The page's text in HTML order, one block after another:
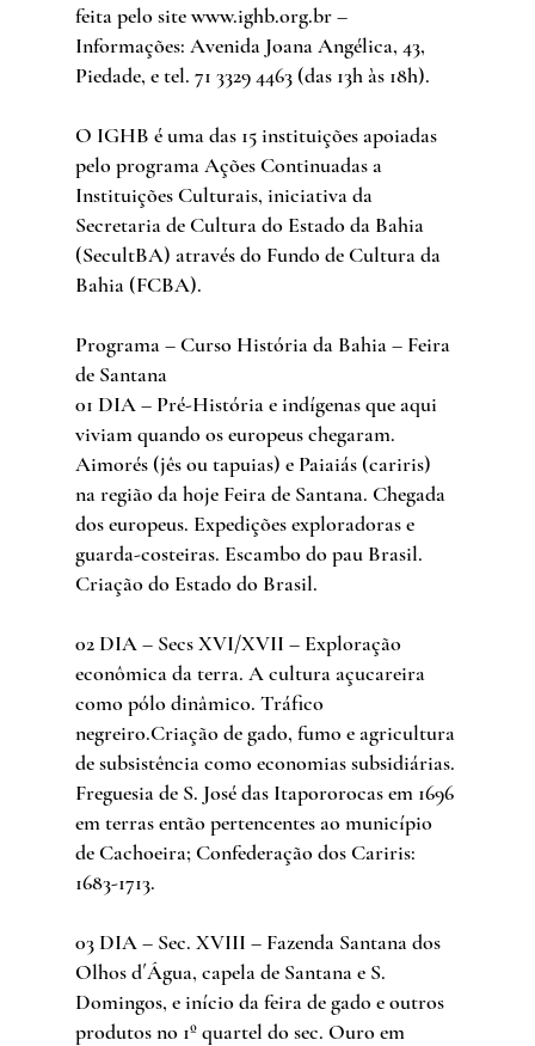
feita pelo site www.ighb.org.br –
Informações: Avenida Joana Angélica, 43,
Piedade, e tel. 71 3329 4463 (das 13h às 18h).
O IGHB é uma das 15 instituições apoiadas
pelo programa Ações Continuadas a
Instituições Culturais, iniciativa da
Secretaria de Cultura do Estado da Bahia
(SecultBA) através do Fundo de Cultura da
Bahia (FCBA).
Programa – Curso História da Bahia – Feira
de Santana
01 DIA – Pré-História e indígenas que aqui
viviam quando os europeus chegaram.
Aimorés (jês ou tapuias) e Paiaiás (cariris)
na região da hoje Feira de Santana. Chegada
dos europeus. Expedições exploradoras e
guarda-costeiras. Escambo do pau Brasil.
Criação do Estado do Brasil.
02 DIA – Secs XVI/XVII – Exploração
econômica da terra. A cultura açucareira
como pólo dinâmico. Tráfico
negreiro.Criação de gado, fumo e agricultura
de subsistência como economias subsidiárias.
Freguesia de S. José das Itapororocas em 1696
em terras então pertencentes ao município
de Cachoeira; Confederação dos Cariris:
1683-1713.
03 DIA – Sec. XVIII – Fazenda Santana dos
Olhos d´Água, capela de Santana e S.
Domingos, e início da feira de gado e outros
produtos no 1º quartel do sec. Ouro em